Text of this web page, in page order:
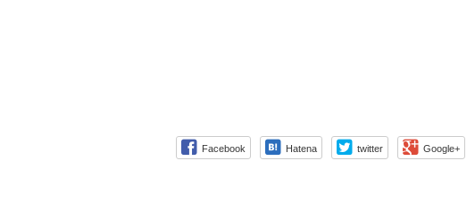
Facebook Hatena twitter Google+